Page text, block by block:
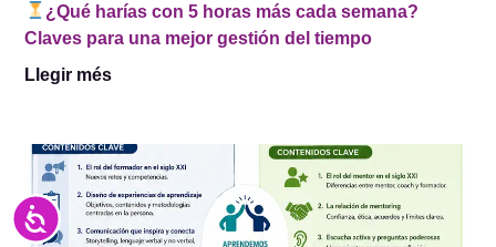
Accesibilidad
¿Qué harías con 5 horas más cada semana?
Claves para una mejor gestión del tiempo
Llegir més